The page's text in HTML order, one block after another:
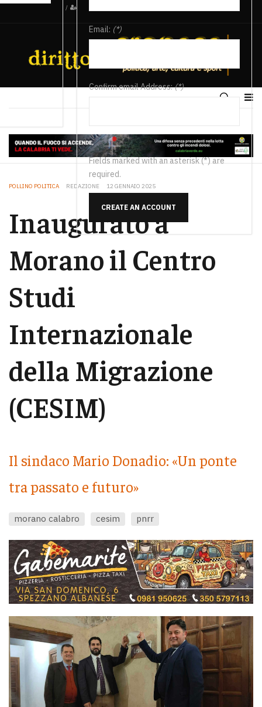
/
Email: (*)
Confirm email Address:(*)
Fields marked with an asterisk (*) are
required.
CREATE AN ACCOUNT
POLLINO POLITICA REDAZIONE 12 GENNAIO 2025
Inaugurato a
Morano il Centro
Studi
Internazionale
della Migrazione
(CESIM)
Il sindaco Mario Donadio: «Un ponte
tra passato e futuro»
morano calabro cesim pnrr